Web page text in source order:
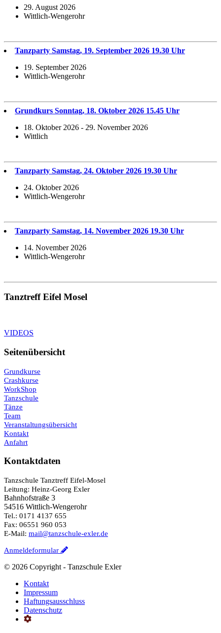
29. August 2026
Wittlich-Wengerohr
Tanzparty Samstag, 19. September 2026 19.30 Uhr
19. September 2026
Wittlich-Wengerohr
Grundkurs Sonntag, 18. Oktober 2026 15.45 Uhr
18. Oktober 2026 - 29. November 2026
Wittlich
Tanzparty Samstag, 24. Oktober 2026 19.30 Uhr
24. Oktober 2026
Wittlich-Wengerohr
Tanzparty Samstag, 14. November 2026 19.30 Uhr
14. November 2026
Wittlich-Wengerohr
Tanztreff Eifel Mosel
VIDEOS
Seitenübersicht
Grundkurse
Crashkurse
WorkShop
Tanzschule
Tänze
Team
Veranstaltungsübersicht
Kontakt
Anfahrt
Kontaktdaten
Tanzschule Tanztreff Eifel-Mosel
Leitung: Heinz-Georg Exler
Bahnhofstraße 3
54516 Wittlich-Wengerohr
Tel.: 0171 4137 655
Fax: 06551 960 053
E-Mail: mail@tanzschule-exler.de
Anmeldeformular
© 2026 Copyright - Tanzschule Exler
Kontakt
Impressum
Haftungsausschluss
Datenschutz